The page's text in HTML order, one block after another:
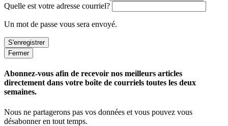
Quelle est votre adresse courriel?
Un mot de passe vous sera envoyé.
Fermer
Abonnez-vous afin de recevoir nos meilleurs articles
directement dans votre boîte de courriels toutes les deux
semaines.
Nous ne partagerons pas vos données et vous pouvez vous
désabonner en tout temps.